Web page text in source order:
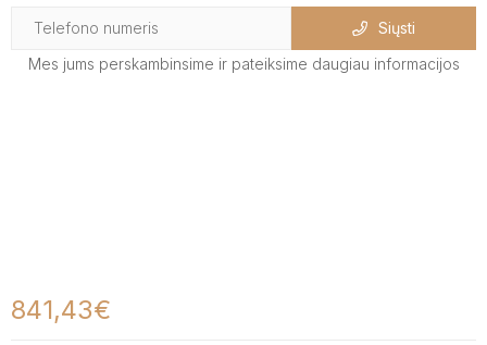
Siųsti
Mes jums perskambinsime ir pateiksime daugiau informacijos
841,43€